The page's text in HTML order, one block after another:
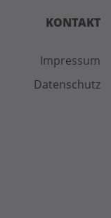
KONTAKT
Impressum
Datenschutz